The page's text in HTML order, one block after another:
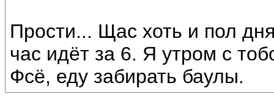
Прости... Щас хоть и пол
час идёт за 6. Я утром с
Фсё, еду забирать баулы.